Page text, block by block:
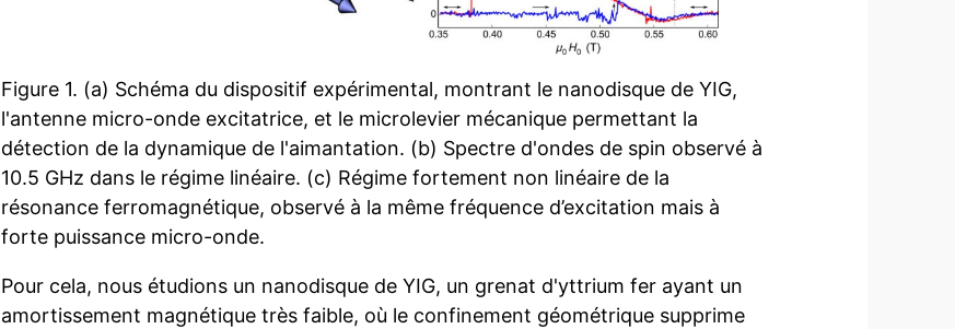
Figure 1. (a) Schéma du dispositif expérimental, montrant le nanodisque de YIG,
l'antenne micro-onde excitatrice, et le microlevier mécanique permettant la
détection de la dynamique de l'aimantation. (b) Spectre d'ondes de spin observé à
10.5 GHz dans le régime linéaire. (c) Régime fortement non linéaire de la
résonance ferromagnétique, observé à la même fréquence d’excitation mais à
forte puissance micro-onde.
Pour cela, nous étudions un nanodisque de YIG, un grenat d'yttrium fer ayant un
amortissement magnétique très faible, où le confinement géométrique supprime